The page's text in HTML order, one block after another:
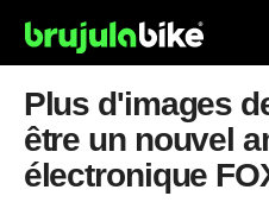
Plus d'images
être un nouvel
électronique